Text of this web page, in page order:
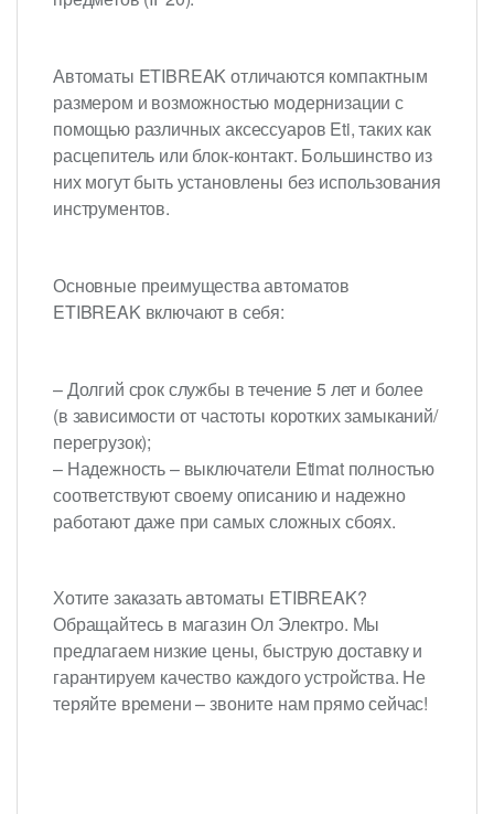
Автоматы ETIBREAK отличаются компактным
размером и возможностью модернизации с
помощью различных аксессуаров Eti, таких как
расцепитель или блок-контакт. Большинство из
них могут быть установлены без использования
инструментов.
Основные преимущества автоматов
ETIBREAK включают в себя:
– Долгий срок службы в течение 5 лет и более
(в зависимости от частоты коротких замыканий/
перегрузок);
– Надежность – выключатели Etimat полностью
соответствуют своему описанию и надежно
работают даже при самых сложных сбоях.
Хотите заказать автоматы ETIBREAK?
Обращайтесь в магазин Ол Электро. Мы
предлагаем низкие цены, быструю доставку и
гарантируем качество каждого устройства. Не
теряйте времени – звоните нам прямо сейчас!